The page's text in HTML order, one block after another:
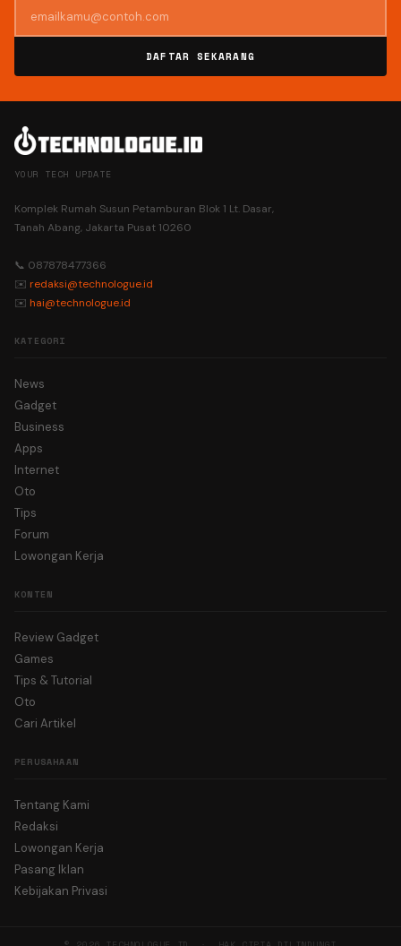
DAFTAR SEKARANG
YOUR TECH UPDATE
Komplek Rumah Susun Petamburan Blok 1 Lt. Dasar,
Tanah Abang, Jakarta Pusat 10260
📞 087878477366
✉️ redaksi@technologue.id
✉️ hai@technologue.id
KATEGORI
News
Gadget
Business
Apps
Internet
Oto
Tips
Forum
Lowongan Kerja
KONTEN
Review Gadget
Games
Tips & Tutorial
Oto
Cari Artikel
PERUSAHAAN
Tentang Kami
Redaksi
Lowongan Kerja
Pasang Iklan
Kebijakan Privasi